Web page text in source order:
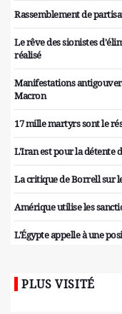
Rassemblement de
Le rêve des sionistes
réalisé
Manifestations
Macron
17 mille martyrs sont le
L'Iran est pour la détente
La critique de Borrell sur
Amérique utilise les
L'Égypte appelle à une
PLUS VISITÉ